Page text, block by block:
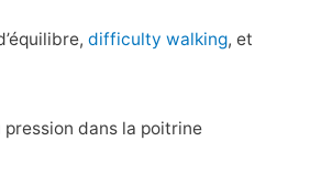
difficulty walking, et
pression dans la poitrine